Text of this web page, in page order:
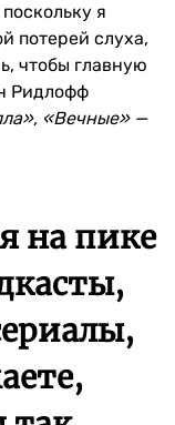
я
потерей слуха,
чтобы главную
Ридлофф
«Вечные» —
на пике